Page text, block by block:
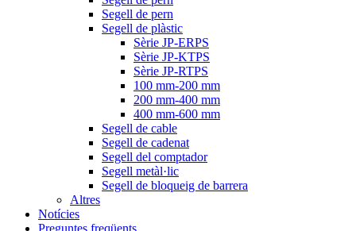
Segell de pern
Segell de plàstic
Sèrie JP-ERPS
Sèrie JP-KTPS
Sèrie JP-RTPS
100 mm-200 mm
200 mm-400 mm
400 mm-600 mm
Segell de cable
Segell de cadenat
Segell del comptador
Segell metàl·lic
Segell de bloqueig de barrera
Altres
Notícies
Preguntes freqüents